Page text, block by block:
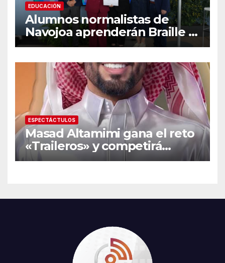
EDUCACIÓN
Alumnos normalistas de
Navojoa aprenderán Braille y
Lengua de Señas tras ganar
ESPECTÁCTULOS
Masad Altamimi gana el reto
«Traileros» y competirá
contra Moisés Peñaloza por